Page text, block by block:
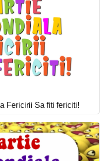
Fericirii Sa fiti fericiti!